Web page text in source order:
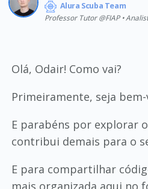
Alura Scuba Team
Professor Tutor @FIAP •
Olá, Odair! Como vai?
Primeiramente, seja
E parabéns por explorar
contribui demais para o
E para compartilhar
mais organizada aqui no